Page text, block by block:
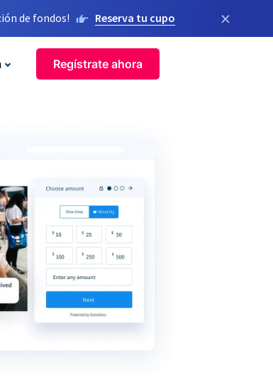
de fondos! Reserva tu cupo ×
Regístrate ahora